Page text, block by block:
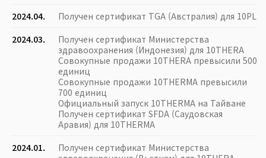
2024.04.
Получен сертификат TGA (Австралия) для 10PL
2024.03.
Получен сертификат Министерства
здравоохранения (Индонезия) для 10THERA
Совокупные продажи 10THERA превысили 500
единиц
Совокупные продажи 10THERMA превысили
700 единиц
Официальный запуск 10THERMA на Тайване
Получен сертификат SFDA (Саудовская
Аравия) для 10THERMA
2024.01.
Получен сертификат Министерства